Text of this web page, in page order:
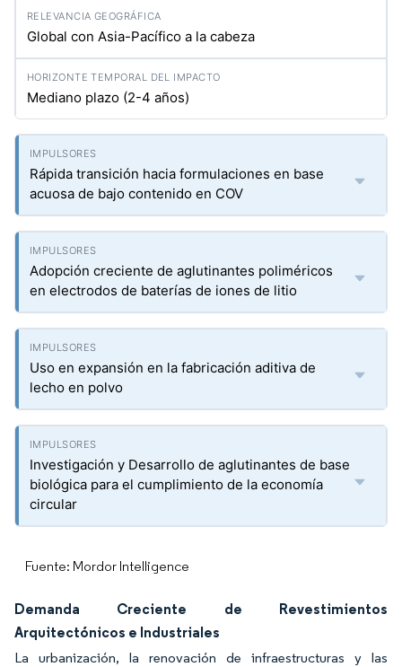
Global con Asia-Pacífico a la cabeza
Mediano plazo (2-4 años)
Rápida transición hacia formulaciones en base
acuosa de bajo contenido en COV
Adopción creciente de aglutinantes poliméricos
en electrodos de baterías de iones de litio
Uso en expansión en la fabricación aditiva de
lecho en polvo
Investigación y Desarrollo de aglutinantes de base
biológica para el cumplimiento de la economía
circular
Fuente: Mordor Intelligence
Demanda Creciente de Revestimientos
Arquitectónicos e Industriales
La urbanización, la renovación de infraestructuras y las